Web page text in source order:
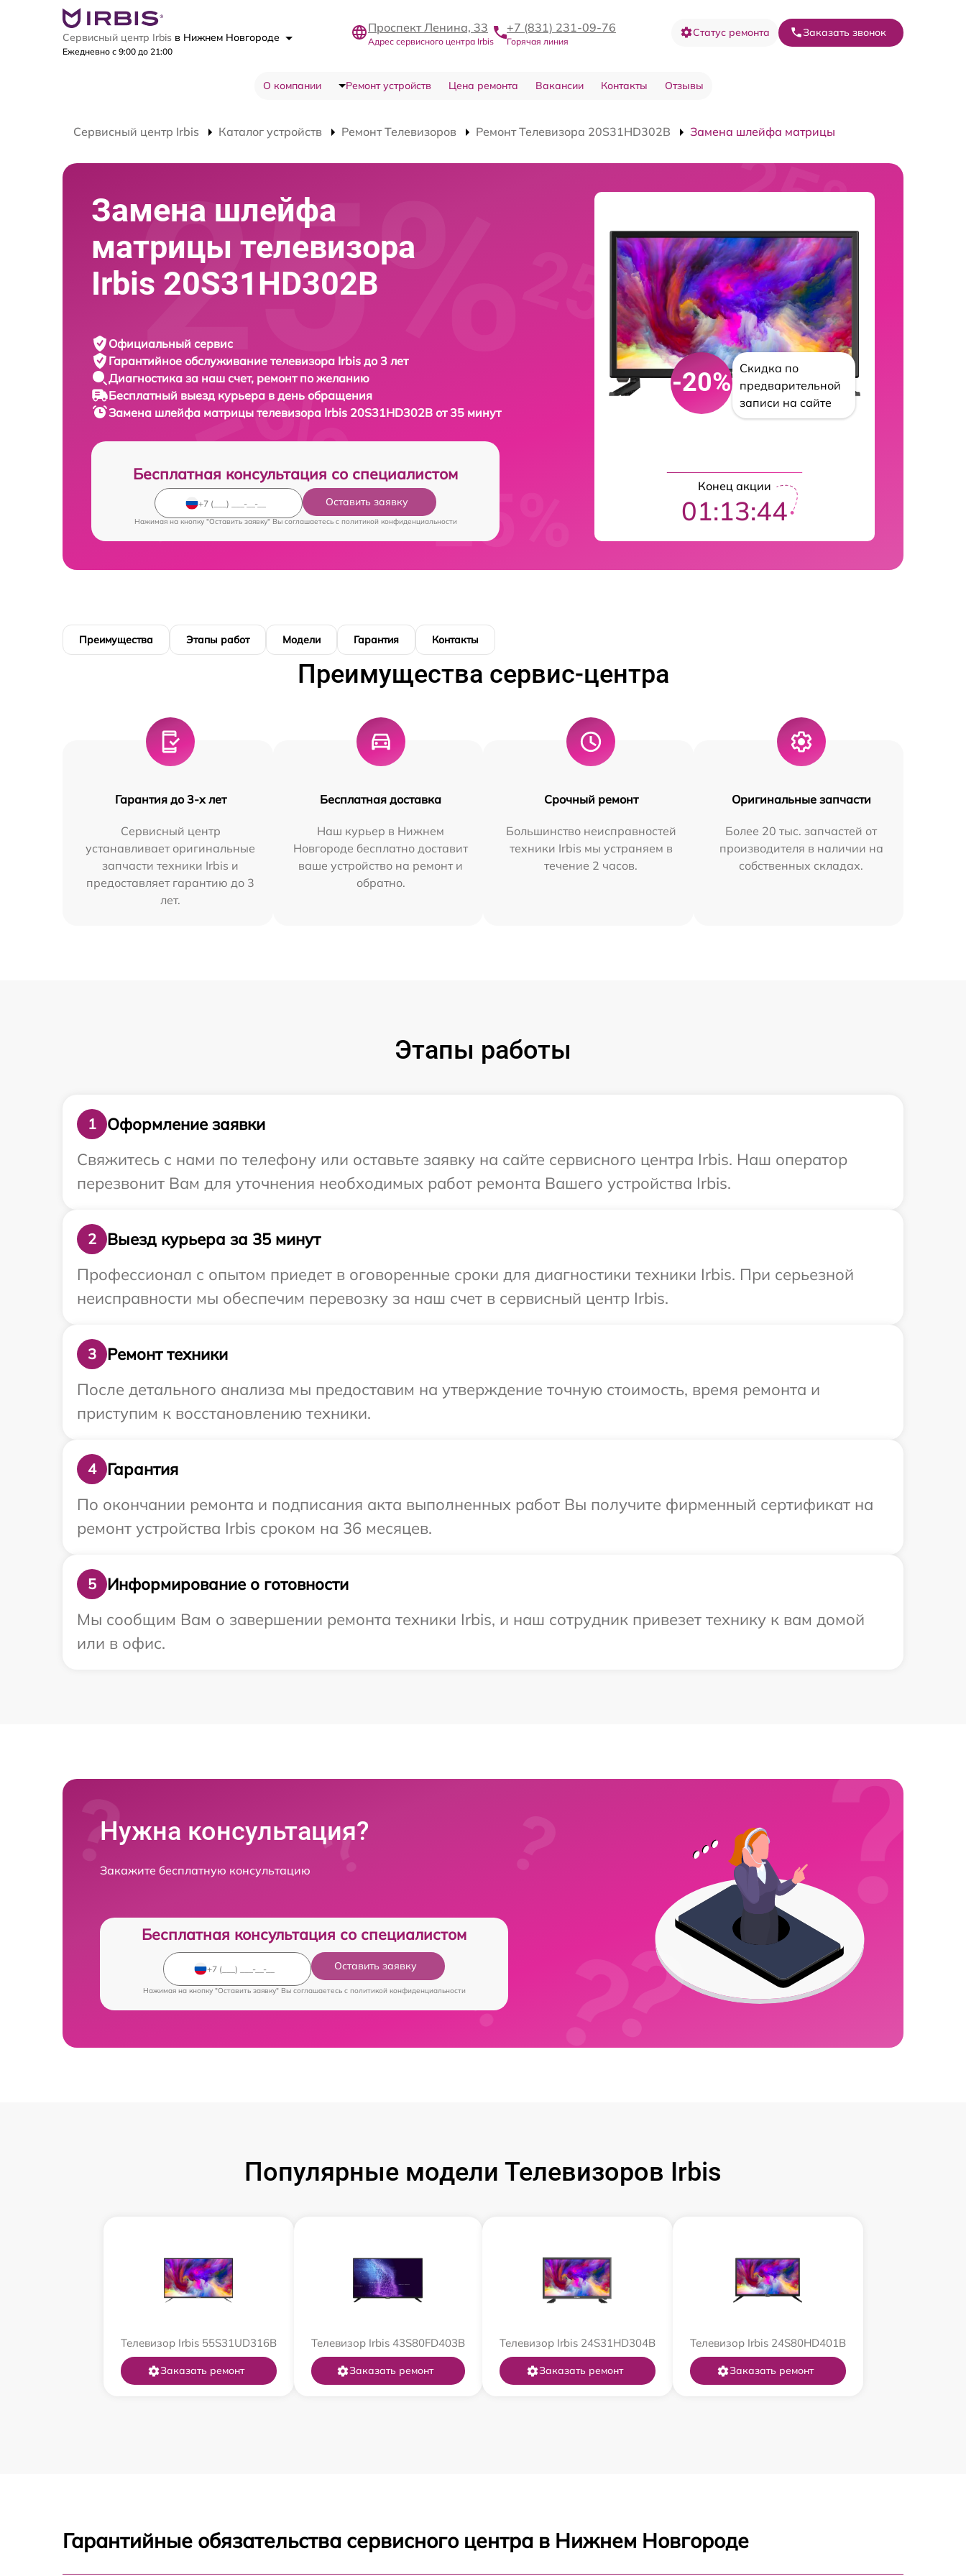
Сервисный центр Irbis в Нижнем Новгороде
Ежедневно с 9:00 до 21:00
Проспект Ленина, 33
Адрес сервисного центра Irbis
+7 (831) 231-09-76
Горячая линия
Статус ремонта Заказать звонок
О компании Ремонт устройств Цена ремонта Вакансии Контакты Отзывы
Сервисный центр Irbis Каталог устройств Ремонт Телевизоров Ремонт Телевизора 20S31HD302B Замена шлейфа матрицы
Замена шлейфа
матрицы телевизора
Irbis 20S31HD302B
Официальный сервис
Гарантийное обслуживание телевизора Irbis до 3 лет
Диагностика за наш счет, ремонт по желанию
Бесплатный выезд курьера в день обращения
Замена шлейфа матрицы телевизора Irbis 20S31HD302B от 35 минут
Бесплатная консультация со специалистом
Оставить заявку
Нажимая на кнопку "Оставить заявку" Вы соглашаетесь c политикой конфиденциальности
-20%
Скидка по
предварительной
записи на сайте
Конец акции
01:13:42
Преимущества Этапы работ Модели Гарантия Контакты
Преимущества сервис-центра
Гарантия до 3-х лет
Сервисный центр
устанавливает оригинальные
запчасти техники Irbis и
предоставляет гарантию до 3
лет.
Бесплатная доставка
Наш курьер в Нижнем
Новгороде бесплатно доставит
ваше устройство на ремонт и
обратно.
Срочный ремонт
Большинство неисправностей
техники Irbis мы устраняем в
течение 2 часов.
Оригинальные запчасти
Более 20 тыс. запчастей от
производителя в наличии на
собственных складах.
Этапы работы
1
Оформление заявки
Свяжитесь с нами по телефону или оставьте заявку на сайте сервисного центра Irbis. Наш оператор
перезвонит Вам для уточнения необходимых работ ремонта Вашего устройства Irbis.
2
Выезд курьера за 35 минут
Профессионал с опытом приедет в оговоренные сроки для диагностики техники Irbis. При серьезной
неисправности мы обеспечим перевозку за наш счет в сервисный центр Irbis.
3
Ремонт техники
После детального анализа мы предоставим на утверждение точную стоимость, время ремонта и
приступим к восстановлению техники.
4
Гарантия
По окончании ремонта и подписания акта выполненных работ Вы получите фирменный сертификат на
ремонт устройства Irbis сроком на 36 месяцев.
5
Информирование о готовности
Мы сообщим Вам о завершении ремонта техники Irbis, и наш сотрудник привезет технику к вам домой
или в офис.
Нужна консультация?
Закажите бесплатную консультацию
Бесплатная консультация со специалистом
Оставить заявку
Нажимая на кнопку "Оставить заявку" Вы соглашаетесь c политикой конфиденциальности
Популярные модели Телевизоров Irbis
Телевизор Irbis 55S31UD316B
Заказать ремонт
Телевизор Irbis 43S80FD403B
Заказать ремонт
Телевизор Irbis 24S31HD304B
Заказать ремонт
Телевизор Irbis 24S80HD401B
Заказать ремонт
Гарантийные обязательства сервисного центра в Нижнем Новгороде